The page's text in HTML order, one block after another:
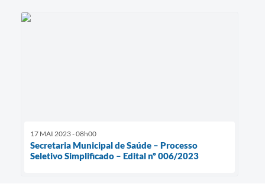
17 MAI 2023 - 08h00
Secretaria Municipal de Saúde – Processo
Seletivo Simplificado – Edital nº 006/2023